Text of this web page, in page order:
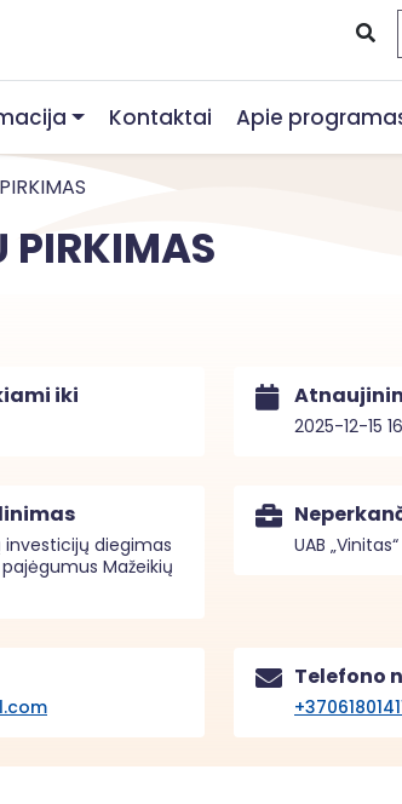
Kontaktai Apie
PIRKIMAS
iki
2025-12-15
investicijų diegimas
Mažeikių
UAB „Vinitas“
Telefono